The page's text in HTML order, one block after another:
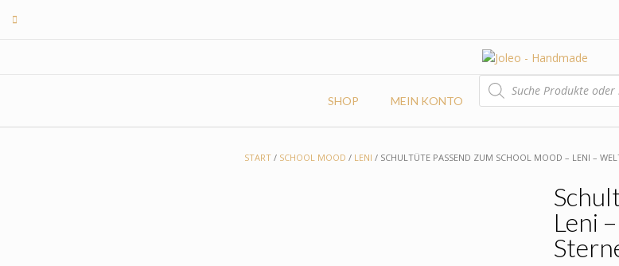
SHOP MEIN KONTO
PRODUCTS
SEARCH
START / SCHOOL MOOD / LENI / SCHULTÜTE PASSEND ZUM SCHOOL MOOD – LENI –
Leni